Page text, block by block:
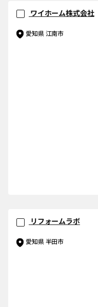
ワイホーム株式会社
愛知県 江南市
リフォームラボ
愛知県 半田市